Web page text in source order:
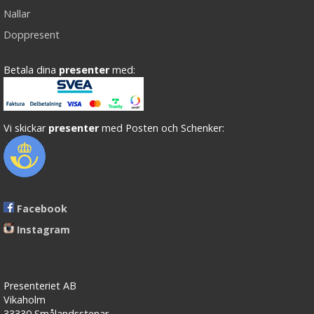
Nallar
Doppresent
Betala dina presenter med:
Vi skickar presenter med Posten och Schenker:
Facebook
Instagram
Presenteriet AB
Vikaholm